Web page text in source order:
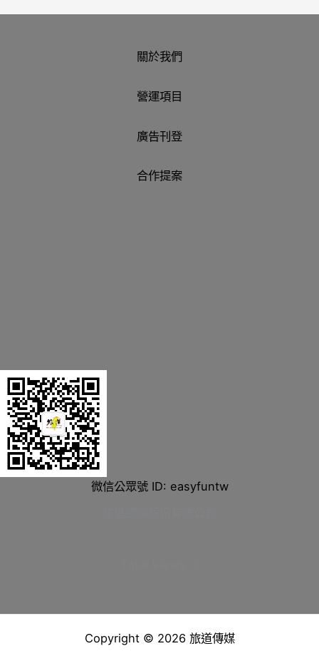
關於我們
營運項目
廣告刊登
合作提案
微信公眾號 ID: easyfuntw
Copyright © 2026 旅道傳媒